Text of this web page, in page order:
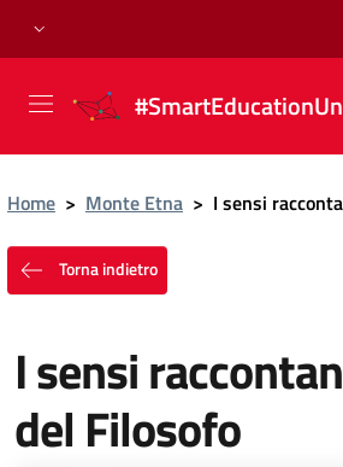
Home > Monte Etna > I sensi
Torna indietro
I sensi
del Filosofo